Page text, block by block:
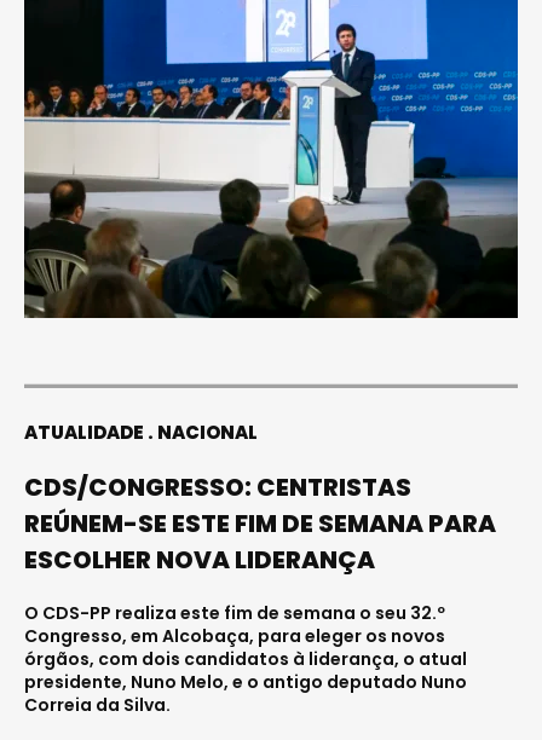
ATUALIDADE NACIONAL
CDS/CONGRESSO: CENTRISTAS
REÚNEM-SE ESTE FIM DE SEMANA PARA
ESCOLHER NOVA LIDERANÇA
O CDS-PP realiza este fim de semana o seu 32.º
Congresso, em Alcobaça, para eleger os novos
órgãos, com dois candidatos à liderança, o atual
presidente, Nuno Melo, e o antigo deputado Nuno
Correia da Silva.